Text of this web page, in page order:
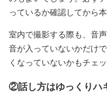
っているか確認してから
室内で撮影する際も、音
音が入っていないかだけ
くなっていないかもチェ
②話し方はゆっくりハ